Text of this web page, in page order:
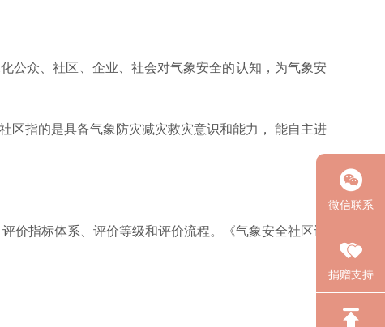
公众、社区、企业、社会对气象安全的认知，为气象安
区指的是具备气象防灾减灾救灾意识和能力， 能自主进
价指标体系、评价等级和评价流程。《气象安全社区评
微信联系
捐赠支持